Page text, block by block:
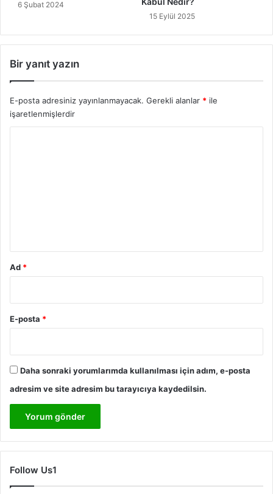
6 Şubat 2024
15 Eylül 2025
Bir yanıt yazın
E-posta adresiniz yayınlanmayacak. Gerekli alanlar * ile
işaretlenmişlerdir
Ad *
E-posta *
Daha sonraki yorumlarımda kullanılması için adım, e-posta
adresim ve site adresim bu tarayıcıya kaydedilsin.
Follow Us1